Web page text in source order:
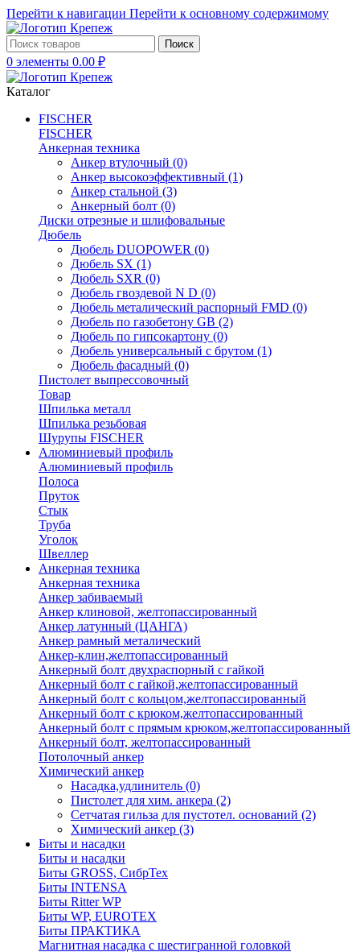
Перейти к навигации Перейти к основному содержимому
Поиск
0 элементы 0.00 ₽
Каталог
FISCHER
FISCHER
Анкерная техника
Анкер втулочный (0)
Анкер высокоэффективный (1)
Анкер стальной (3)
Анкерный болт (0)
Диски отрезные и шлифовальные
Дюбель
Дюбель DUOPOWER (0)
Дюбель SX (1)
Дюбель SXR (0)
Дюбель гвоздевой N D (0)
Дюбель металический распорный FMD (0)
Дюбель по газобетону GB (2)
Дюбель по гипсокартону (0)
Дюбель универсальный с брутом (1)
Дюбель фасадный (0)
Пистолет выпрессовочный
Товар
Шпилька металл
Шпилька резьбовая
Шурупы FISCHER
Алюминиевый профиль
Алюминиевый профиль
Полоса
Пруток
Стык
Труба
Уголок
Швеллер
Анкерная техника
Анкерная техника
Анкер забиваемый
Анкер клиновой, желтопассированный
Анкер латунный (ЦАНГА)
Анкер рамный металический
Анкер-клин,желтопассированный
Анкерный болт двухраспорный с гайкой
Анкерный болт с гайкой,желтопассированный
Анкерный болт с кольцом,желтопассированный
Анкерный болт с крюком,желтопассированный
Анкерный болт с прямым крюком,желтопассированный
Анкерный болт, желтопассированный
Потолочный анкер
Химический анкер
Насадка,удлинитель (0)
Пистолет для хим. анкера (2)
Сетчатая гильза для пустотел. оснований (2)
Химический анкер (3)
Биты и насадки
Биты и насадки
Биты GROSS, СибрТех
Биты INTENSA
Биты Ritter WP
Биты WP, EUROTEX
Биты ПРАКТИКА
Магнитная насадка с шестигранной головкой